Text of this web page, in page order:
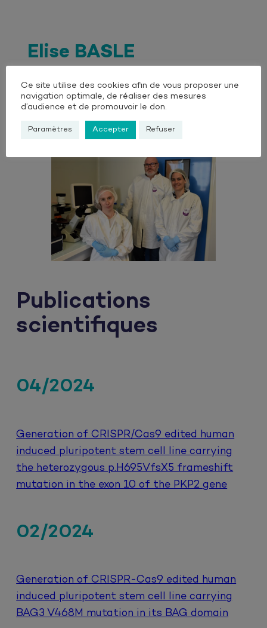
Elise BASLE
Responsable scientifique
Publications
scientifiques
04/2024
Generation of CRISPR/Cas9 edited human
induced pluripotent stem cell line carrying
the heterozygous p.H695VfsX5 frameshift
mutation in the exon 10 of the PKP2 gene
02/2024
Generation of CRISPR-Cas9 edited human
induced pluripotent stem cell line carrying
BAG3 V468M mutation in its BAG domain
Ce site utilise des cookies afin de vous proposer une
navigation optimale, de réaliser des mesures
d’audience et de promouvoir le don.
Paramètres Accepter Refuser